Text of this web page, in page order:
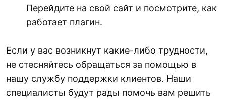
Перейдите на свой сайт и посмотрите, как
работает плагин.
Если у вас возникнут какие-либо трудности,
не стесняйтесь обращаться за помощью в
нашу службу поддержки клиентов. Наши
специалисты будут рады помочь вам решить